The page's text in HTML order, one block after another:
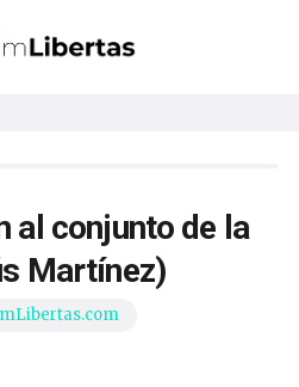
al conjunto de la
Martínez)